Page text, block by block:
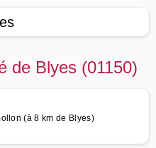
de Blyes (01150)
(à 8 km de Blyes)